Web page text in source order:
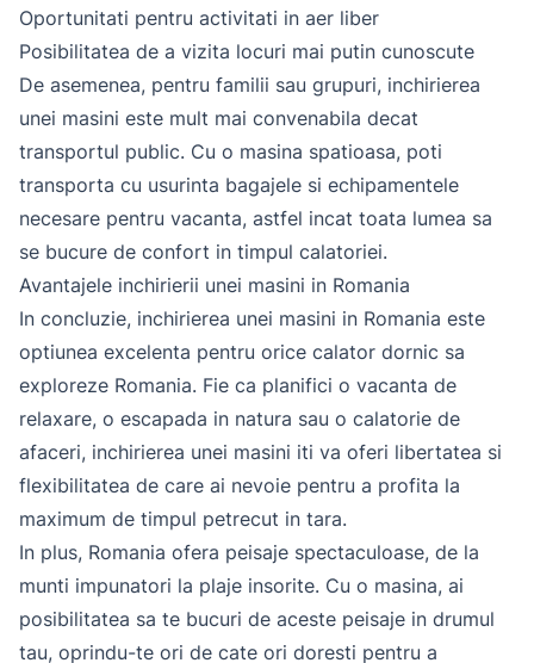
Oportunitati pentru activitati in aer liber
Posibilitatea de a vizita locuri mai putin cunoscute
De asemenea, pentru familii sau grupuri, inchirierea
unei masini este mult mai convenabila decat
transportul public. Cu o masina spatioasa, poti
transporta cu usurinta bagajele si echipamentele
necesare pentru vacanta, astfel incat toata lumea sa
se bucure de confort in timpul calatoriei.
Avantajele inchirierii unei masini in Romania
In concluzie, inchirierea unei masini in Romania este
optiunea excelenta pentru orice calator dornic sa
exploreze Romania. Fie ca planifici o vacanta de
relaxare, o escapada in natura sau o calatorie de
afaceri, inchirierea unei masini iti va oferi libertatea si
flexibilitatea de care ai nevoie pentru a profita la
maximum de timpul petrecut in tara.
In plus, Romania ofera peisaje spectaculoase, de la
munti impunatori la plaje insorite. Cu o masina, ai
posibilitatea sa te bucuri de aceste peisaje in drumul
tau, oprindu-te ori de cate ori doresti pentru a